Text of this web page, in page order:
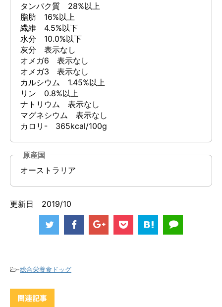
タンパク質 28%以上
脂肪 16%以上
繊維 4.5%以下
水分 10.0%以下
灰分 表示なし
オメガ6 表示なし
オメガ3 表示なし
カルシウム 1.45%以上
リン 0.8%以上
ナトリウム 表示なし
マグネシウム 表示なし
カロリ- 365kcal/100g
原産国
オーストラリア
更新日 2019/10
-総合栄養食ドッグ
関連記事